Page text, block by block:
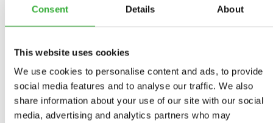
Consent Details About
This website uses cookies
We use cookies to personalise content and ads, to provide
social media features and to analyse our traffic. We also
share information about your use of our site with our social
media, advertising and analytics partners who may
otaczających posiadłość.
Avant 855i:najnowszy nabytek, wykorzystywany do
drzew. „Kiedyś potrzebowaliśmy ciężarówki, aby
metrów. Teraz dzięki większym kołom i większemu
udźwigowi możemy zrobić przy użyciu 855i.
Oszczędza to zarówno czas, jak i pieniądze”.